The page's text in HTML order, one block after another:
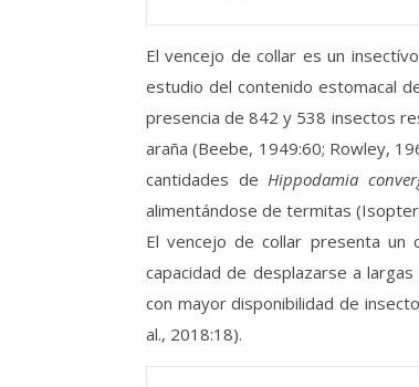
El vencejo de collar es un
estudio del contenido estomacal
presencia de 842 y 538 insectos
araña (Beebe, 1949:60; Rowley,
cantidades de Hippodamia
alimentándose de termitas
El vencejo de collar presenta un
capacidad de desplazarse a
con mayor disponibilidad de
al., 2018:18).